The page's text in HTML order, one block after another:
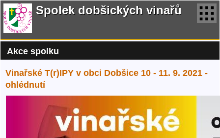
Spolek dobšických vinařů
Akce spolku
Vinařské T(r)IPY v obci Dobšice 10 - 11. 9. 2021 -
ohlédnutí